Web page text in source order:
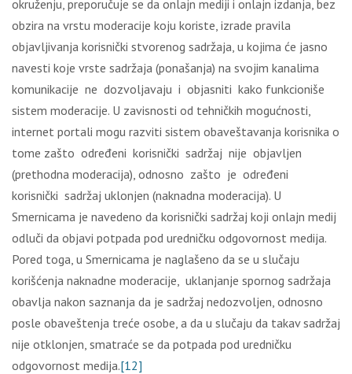
okruženju, preporučuje se da onlajn mediji i onlajn izdanja, bez
obzira na vrstu moderacije koju koriste, izrade pravila
objavljivanja korisnički stvorenog sadržaja, u kojima će jasno
navesti koje vrste sadržaja (ponašanja) na svojim kanalima
komunikacije ne dozvoljavaju i objasniti kako funkcioniše
sistem moderacije. U zavisnosti od tehničkih mogućnosti,
internet portali mogu razviti sistem obaveštavanja korisnika o
tome zašto određeni korisnički sadržaj nije objavljen
(prethodna moderacija), odnosno zašto je određeni
korisnički sadržaj uklonjen (naknadna moderacija). U
Smernicama je navedeno da korisnički sadržaj koji onlajn medij
odluči da objavi potpada pod uredničku odgovornost medija.
Pored toga, u Smernicama je naglašeno da se u slučaju
korišćenja naknadne moderacije, uklanjanje spornog sadržaja
obavlja nakon saznanja da je sadržaj nedozvoljen, odnosno
posle obaveštenja treće osobe, a da u slučaju da takav sadržaj
nije otklonjen, smatraće se da potpada pod uredničku
odgovornost medija.[12]